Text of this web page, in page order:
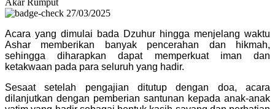
Akar Rumput
27/03/2025
Acara yang dimulai bada Dzuhur hingga menjelang waktu
Ashar memberikan banyak pencerahan dan hikmah,
sehingga diharapkan dapat memperkuat iman dan
ketakwaan pada para seluruh yang hadir.
Sesaat setelah pengajian ditutup dengan doa, acara
dilanjutkan dengan pemberian santunan kepada anak-anak